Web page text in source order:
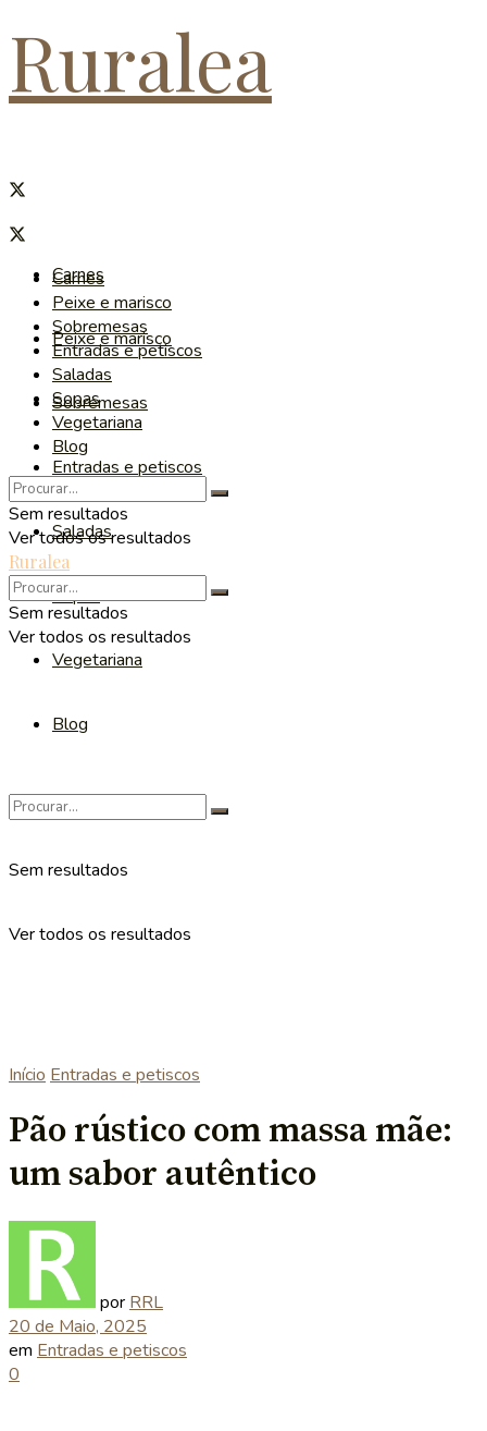
Ruralea
Carnes
Peixe e marisco
Sobremesas
Entradas e petiscos
Saladas
Sopas
Vegetariana
Blog
Sem resultados
Ver todos os resultados
Carnes
Peixe e marisco
Sobremesas
Entradas e petiscos
Saladas
Sopas
Vegetariana
Blog
Sem resultados
Ver todos os resultados
Ruralea
Sem resultados
Ver todos os resultados
Início Entradas e petiscos
Pão rústico com massa mãe:
um sabor autêntico
por RRL
20 de Maio, 2025
em Entradas e petiscos
0